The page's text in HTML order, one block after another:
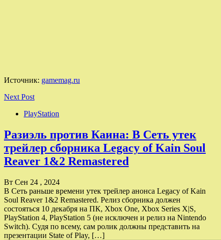
Источник: gamemag.ru
Next Post
PlayStation
Разиэль против Каина: В Сеть утек
трейлер сборника Legacy of Kain Soul
Reaver 1&2 Remastered
Вт Сен 24 , 2024
В Сеть раньше времени утек трейлер анонса Legacy of Kain
Soul Reaver 1&2 Remastered. Релиз сборника должен
состояться 10 декабря на ПК, Xbox One, Xbox Series X|S,
PlayStation 4, PlayStation 5 (не исключен и релиз на Nintendo
Switch). Судя по всему, сам ролик должны представить на
презентации State of Play, […]